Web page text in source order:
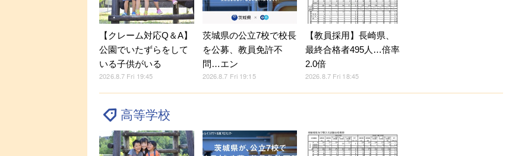
【クレーム対応Q＆A】
公園でいたずらをして
いる子供がいる
2026.8.7 Fri 19:45
茨城県の公立7校で校長
を公募、教員免許不
問…エン
2026.8.7 Fri 19:15
【教員採用】長崎県、
最終合格者495人…倍率
2.0倍
2026.8.7 Fri 18:45
高等学校